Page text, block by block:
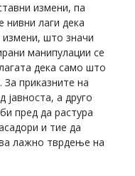
измени, па
нивни лаги дека
што значи
манипулации се
дека само што
За приказните на
јавноста, а друго
пред да растура
и тие да
лажно тврдење на